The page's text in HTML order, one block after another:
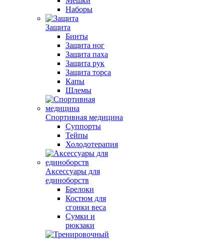
Наборы
Защита
Бинты
Защита ног
Защита паха
Защита рук
Защита торса
Капы
Шлемы
Спортивная медицина
Суппорты
Тейпы
Холодотерапия
Аксессуары для
единоборств
Брелоки
Костюм для
сгонки веса
Сумки и
рюкзаки